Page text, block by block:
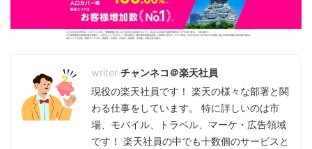
チャンネコ＠楽天社員
現役の楽天社員です！ 楽天の様々な部署と関
わる仕事をしています。 特に詳しいのは市
場、モバイル、トラベル、マーケ・広告領域
です！ 楽天社員の中でも十数個のサービスと